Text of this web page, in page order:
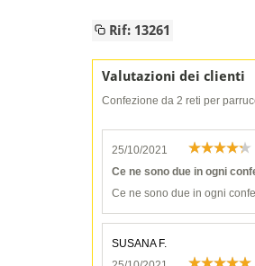
Rif: 13261
Valutazioni dei clienti
Confezione da 2 reti per
25/10/2021
Ce ne sono due in ogni
Ce ne sono due in ogni
SUSANA F.